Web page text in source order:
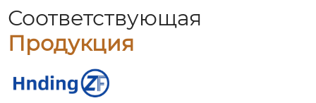
Соответствующая
Продукция